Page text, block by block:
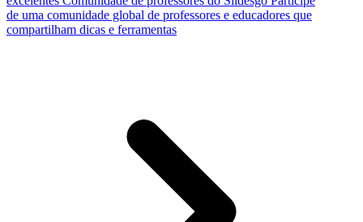
de uma comunidade global de professores e educadores que
compartilham dicas e ferramentas